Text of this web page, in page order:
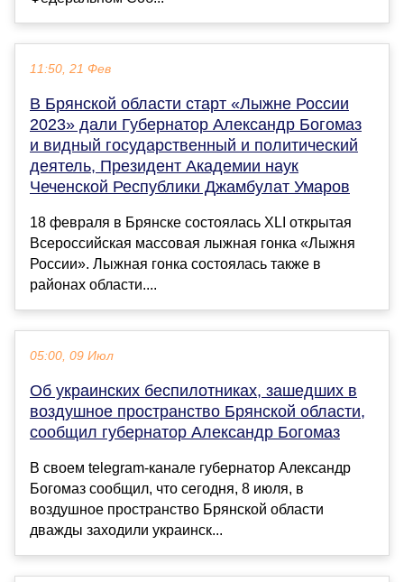
11:50, 21 Фев
В Брянской области старт «Лыжне России
2023» дали Губернатор Александр Богомаз
и видный государственный и политический
деятель, Президент Академии наук
Чеченской Республики Джамбулат Умаров
18 февраля в Брянске состоялась XLI открытая
Всероссийская массовая лыжная гонка «Лыжня
России». Лыжная гонка состоялась также в
районах области....
05:00, 09 Июл
Об украинских беспилотниках, зашедших в
воздушное пространство Брянской области,
сообщил губернатор Александр Богомаз
В своем telegram-канале губернатор Александр
Богомаз сообщил, что сегодня, 8 июля, в
воздушное пространство Брянской области
дважды заходили украинск...